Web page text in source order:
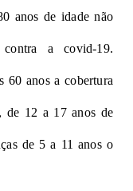
anos de idade não
a covid-19.
60 anos a cobertura
de 12 a 17 anos de
de 5 a 11 anos o